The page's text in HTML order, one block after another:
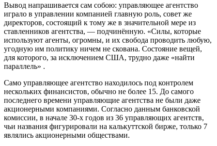
Вывод напрашивается сам собою: управляющее агентство
играло в управлении компанией главную роль, совет же
директоров, состоящий к тому же в значительной мере из
ставленников агентства, — подчинённую. «Силы, которые
используют агенты, огромны, и их свобода проводить любую,
угодную им политику ничем не скована. Состояние вещей,
для которого, за исключением США, трудно даже «найти
параллель» .
Само управляющее агентство находилось под контролем
нескольких финансистов, обычно не более 15. До самого
последнего времени управляющие агентства не были даже
акционерными компаниями. Согласно данным банковской
комиссии, в начале 30-х годов из 36 управляющих агентств,
чьи названия фигурировали на калькуттской бирже, только 7
являлись акционерными обществами.